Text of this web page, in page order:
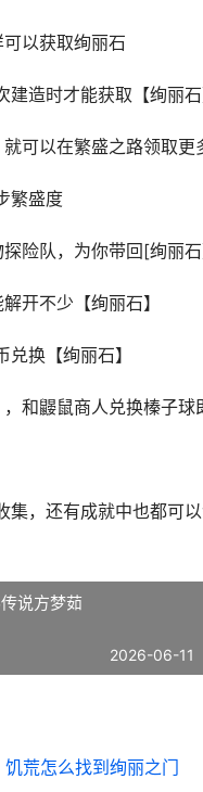
以获取绚丽石
造时才能获取【绚丽石
可以在繁盛之路领取更
繁盛度
险队，为你带回[绚丽石
开不少【绚丽石】
换【绚丽石】
和鼹鼠商人兑换榛子球
，还有成就中也都可以
说方梦茹
2026-06-11
荒怎么找到绚丽之门